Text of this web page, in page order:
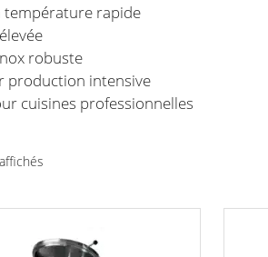
température rapide
robuste
production intensive
cuisines professionnelles